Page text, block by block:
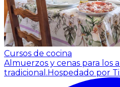
Cursos de cocina
Almuerzos y cenas para los
tradicional.Hospedado por